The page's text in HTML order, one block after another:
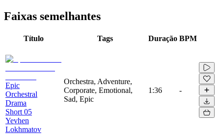
Faixas semelhantes
Título Tags Duração BPM
Epic
Orchestral
Drama
Short 05
Yevhen
Lokhmatov
Orchestra, Adventure,
Corporate, Emotional,
Sad, Epic
1:36 -